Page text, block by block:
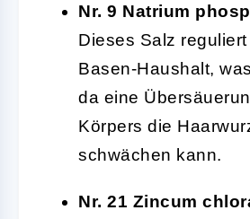
Nr. 9 Natrium
Dieses Salz
Basen-Haushalt,
da eine
Körpers die
schwächen kann.
Nr. 21 Zincum